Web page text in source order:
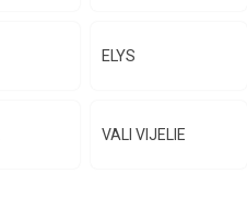
ELYS
VALI VIJELIE